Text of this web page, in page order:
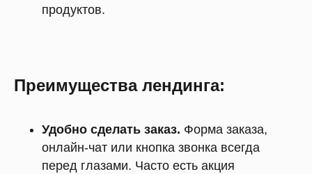
продуктов.
Преимущества лендинга:
Удобно сделать заказ. Форма заказа,
онлайн-чат или кнопка звонка всегда
перед глазами. Часто есть акция